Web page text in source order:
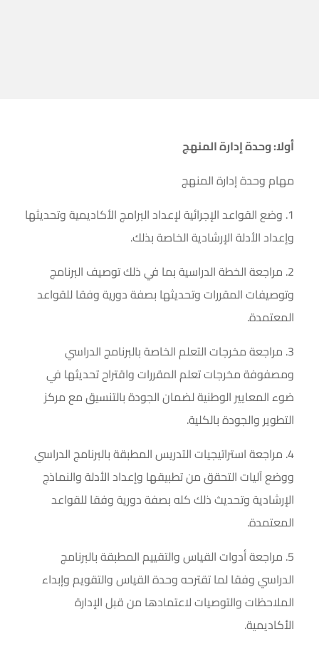
أولا: وحدة إدارة المنهج
مهام وحدة إدارة المنهج
1. وضع القواعد الإجرائية لإعداد البرامج الأكاديمية وتحديثها
وإعداد الأدلة الإرشادية الخاصة بذلك.
2. مراجعة الخطة الدراسية بما في ذلك توصيف البرنامج
وتوصيفات المقررات وتحديثها بصفة دورية وفقا للقواعد
المعتمدة.
3. مراجعة مخرجات التعلم الخاصة بالبرنامج الدراسي
ومصفوفة مخرجات تعلم المقررات واقتراح تحديثها في
ضوء المعايير الوطنية لضمان الجودة بالتنسيق مع مركز
التطوير والجودة بالكلية.
4. مراجعة استراتيجيات التدريس المطبقة بالبرنامج الدراسي
ووضع آليات التحقق من تطبيقها وإعداد الأدلة والنماذج
الإرشادية وتحديث ذلك كله بصفة دورية وفقا للقواعد
المعتمدة.
5. مراجعة أدوات القياس والتقييم المطبقة بالبرنامج
الدراسي وفقا لما تقترحه وحدة القياس والتقويم وإبداء
الملاحظات والتوصيات لاعتمادها من قبل الإدارة
الأكاديمية.